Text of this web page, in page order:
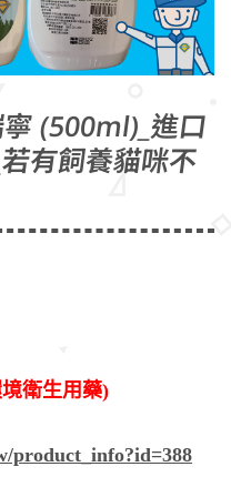
(500ml)_進口
有飼養貓咪不
衛生用藥)
product_info?id=388